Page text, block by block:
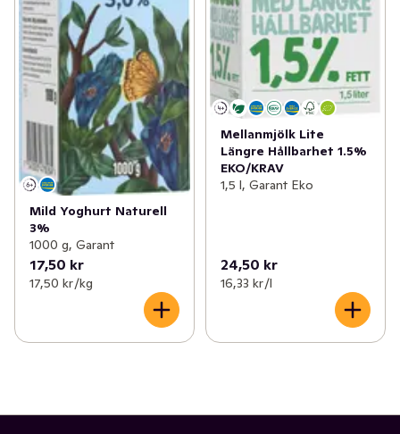
Mild Yoghurt Naturell
3%
1000 g, Garant
17,50 kr
17,50 kr /kg
Mellanmjölk Lite
Längre Hållbarhet 1.5%
EKO/KRAV
1,5 l, Garant Eko
24,50 kr
16,33 kr /l